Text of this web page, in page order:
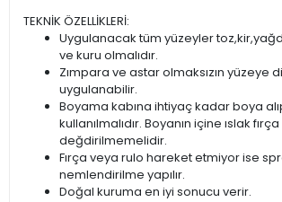
TEKNİK ÖZELLİKLERİ:
Uygulanacak tüm yüzeyler
ve kuru olmalıdır.
Zımpara ve astar olmaksızın yüzeye
uygulanabilir.
Boyama kabına ihtiyaç kadar boya
kullanılmalıdır. Boyanın içine ıslak fırça
değdirilmemelidir.
Fırça veya rulo hareket etmiyor ise
nemlendirilme yapılır.
Doğal kuruma en iyi sonucu verir.